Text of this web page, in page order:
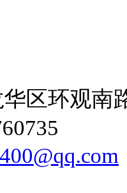
区环观南